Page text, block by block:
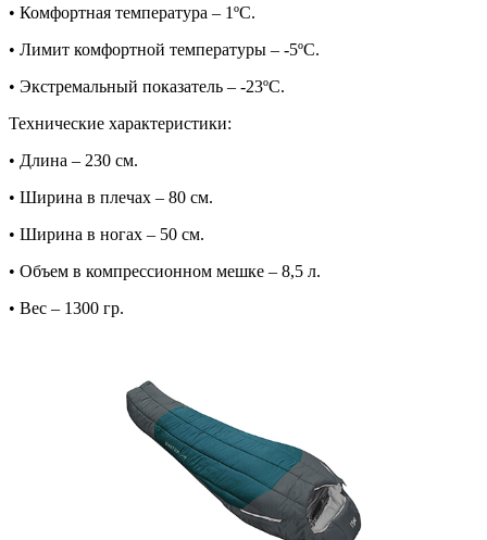
• Комфортная температура – 1ºС.
• Лимит комфортной температуры – -5ºС.
• Экстремальный показатель – -23ºС.
Технические характеристики:
• Длина – 230 см.
• Ширина в плечах – 80 см.
• Ширина в ногах – 50 см.
• Объем в компрессионном мешке – 8,5 л.
• Вес – 1300 гр.